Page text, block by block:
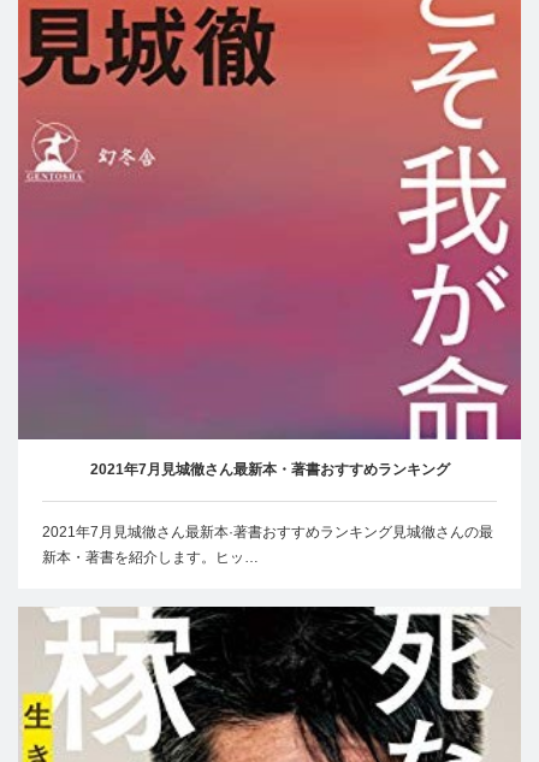
2021年7月見城徹さん最新本・著書おすすめランキング
2021年7月見城徹さん最新本·著書おすすめランキング見城徹さんの最
新本・著書を紹介します。ヒッ…